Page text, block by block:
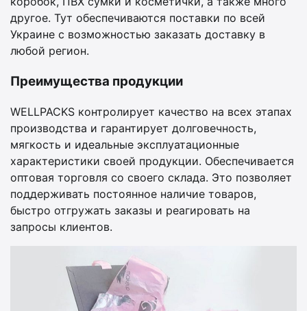
другое. Тут обеспечиваются поставки по всей
Украине с возможностью заказать доставку в
любой регион.
Преимущества продукции
WELLPACKS контролирует качество на всех этапах
производства и гарантирует долговечность,
мягкость и идеальные эксплуатационные
характеристики своей продукции. Обеспечивается
оптовая торговля со своего склада. Это позволяет
поддерживать постоянное наличие товаров,
быстро отгружать заказы и реагировать на
запросы клиентов.